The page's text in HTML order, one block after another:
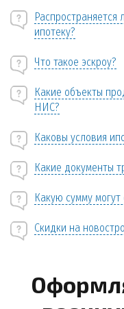
ипотеку?
Что такое эскроу?
Какие объекты
НИС?
Каковы условия
Какие документы
Какую сумму могут
Скидки на